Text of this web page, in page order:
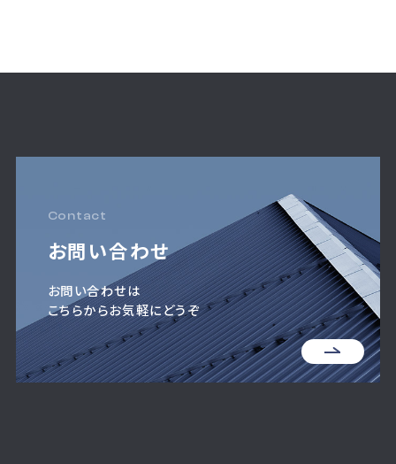
Contact
お問い合わせ
お問い合わせは
こちらからお気軽にどうぞ